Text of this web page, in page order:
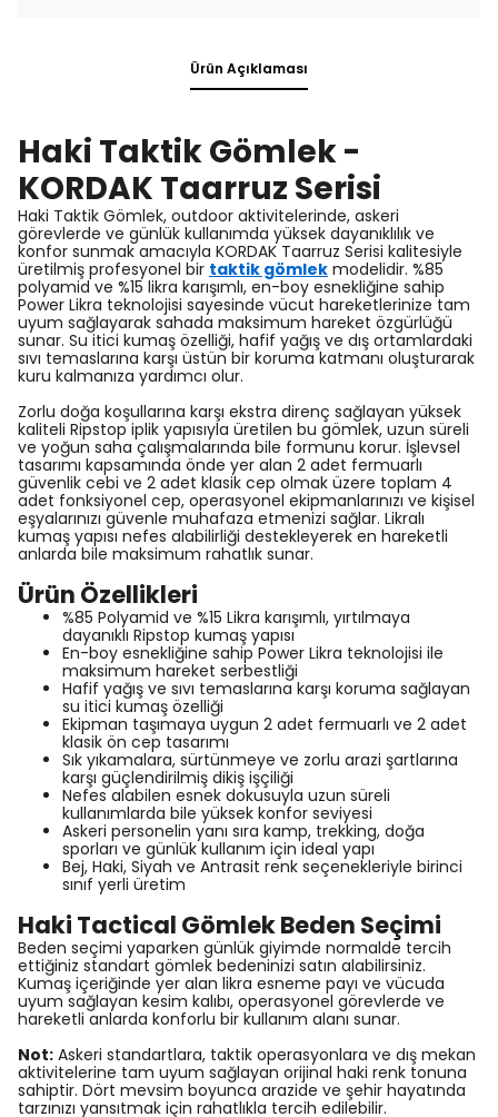
Ürün Açıklaması
Haki Taktik Gömlek -
KORDAK Taarruz Serisi
Haki Taktik Gömlek, outdoor aktivitelerinde, askeri
görevlerde ve günlük kullanımda yüksek dayanıklılık ve
konfor sunmak amacıyla KORDAK Taarruz Serisi kalitesiyle
üretilmiş profesyonel bir taktik gömlek modelidir. %85
polyamid ve %15 likra karışımlı, en-boy esnekliğine sahip
Power Likra teknolojisi sayesinde vücut hareketlerinize tam
uyum sağlayarak sahada maksimum hareket özgürlüğü
sunar. Su itici kumaş özelliği, hafif yağış ve dış ortamlardaki
sıvı temaslarına karşı üstün bir koruma katmanı oluşturarak
kuru kalmanıza yardımcı olur.
Zorlu doğa koşullarına karşı ekstra direnç sağlayan yüksek
kaliteli Ripstop iplik yapısıyla üretilen bu gömlek, uzun süreli
ve yoğun saha çalışmalarında bile formunu korur. İşlevsel
tasarımı kapsamında önde yer alan 2 adet fermuarlı
güvenlik cebi ve 2 adet klasik cep olmak üzere toplam 4
adet fonksiyonel cep, operasyonel ekipmanlarınızı ve kişisel
eşyalarınızı güvenle muhafaza etmenizi sağlar. Likralı
kumaş yapısı nefes alabilirliği destekleyerek en hareketli
anlarda bile maksimum rahatlık sunar.
Ürün Özellikleri
%85 Polyamid ve %15 Likra karışımlı, yırtılmaya
dayanıklı Ripstop kumaş yapısı
En-boy esnekliğine sahip Power Likra teknolojisi ile
maksimum hareket serbestliği
Hafif yağış ve sıvı temaslarına karşı koruma sağlayan
su itici kumaş özelliği
Ekipman taşımaya uygun 2 adet fermuarlı ve 2 adet
klasik ön cep tasarımı
Sık yıkamalara, sürtünmeye ve zorlu arazi şartlarına
karşı güçlendirilmiş dikiş işçiliği
Nefes alabilen esnek dokusuyla uzun süreli
kullanımlarda bile yüksek konfor seviyesi
Askeri personelin yanı sıra kamp, trekking, doğa
sporları ve günlük kullanım için ideal yapı
Bej, Haki, Siyah ve Antrasit renk seçenekleriyle birinci
sınıf yerli üretim
Haki Tactical Gömlek Beden Seçimi
Beden seçimi yaparken günlük giyimde normalde tercih
ettiğiniz standart gömlek bedeninizi satın alabilirsiniz.
Kumaş içeriğinde yer alan likra esneme payı ve vücuda
uyum sağlayan kesim kalıbı, operasyonel görevlerde ve
hareketli anlarda konforlu bir kullanım alanı sunar.
Not: Askeri standartlara, taktik operasyonlara ve dış mekan
aktivitelerine tam uyum sağlayan orijinal haki renk tonuna
sahiptir. Dört mevsim boyunca arazide ve şehir hayatında
tarzınızı yansıtmak için rahatlıkla tercih edilebilir.